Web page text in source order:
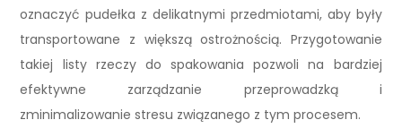
oznaczyć pudełka z delikatnymi przedmiotami, aby były
transportowane z większą ostrożnością. Przygotowanie
takiej listy rzeczy do spakowania pozwoli na bardziej
efektywne zarządzanie przeprowadzką i
zminimalizowanie stresu związanego z tym procesem.